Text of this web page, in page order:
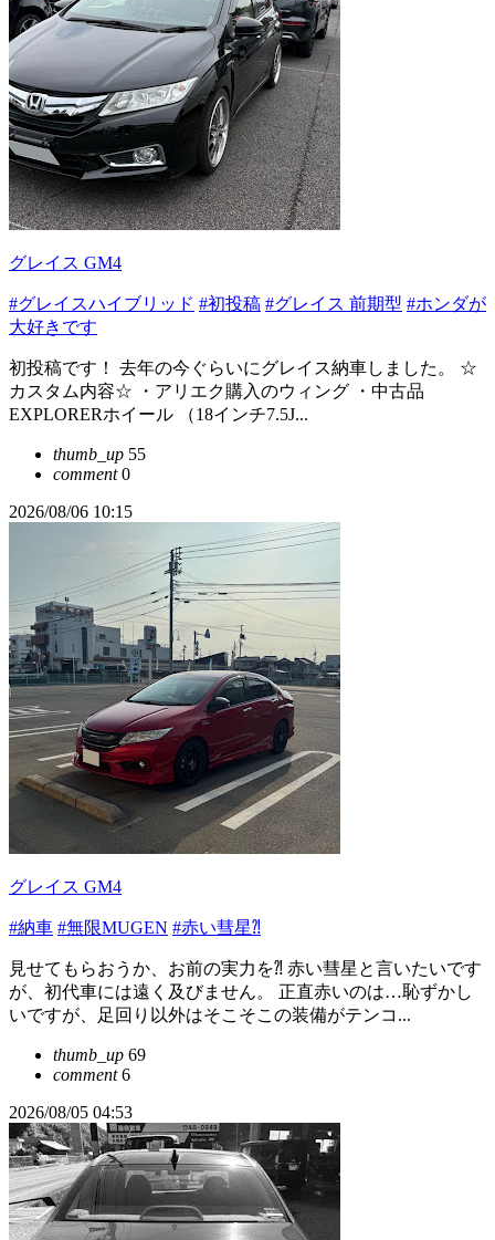
グレイス GM4
#グレイスハイブリッド #初投稿 #グレイス 前期型 #ホンダが
大好きです
初投稿です！ 去年の今ぐらいにグレイス納車しました。 ☆
カスタム内容☆ ・アリエク購入のウィング ・中古品
EXPLORERホイール （18インチ7.5J...
thumb_up 55
comment0
2026/08/06 10:15
グレイス GM4
#納車 #無限MUGEN #赤い彗星⁈
見せてもらおうか、お前の実力を⁈ 赤い彗星と言いたいです
が、初代車には遠く及びません。 正直赤いのは…恥ずかし
いですが、足回り以外はそこそこの装備がテンコ...
thumb_up 69
comment6
2026/08/05 04:53